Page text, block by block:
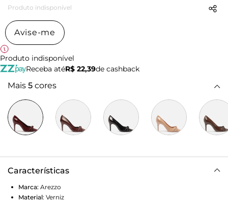
Produto indisponível
Avise-me
Produto indisponível
Receba atéR$ 22,39de cashback
Mais 5 cores
Características
Marca: Arezzo
Material: Verniz